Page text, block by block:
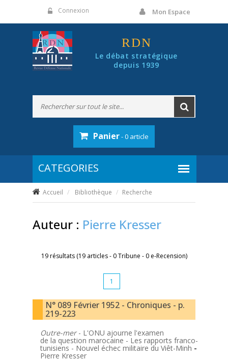
Connexion Mon Espace
RDN
Le débat stratégique
depuis 1939
Panier- 0 article
Accueil Bibliothèque Recherche
Auteur : Pierre Kresser
19 résultats (19 articles - 0 Tribune - 0 e-Recension)
1
N° 089 Février 1952 - Chroniques - p.
219-223
Outre-mer- L'ONU ajourne l'examen
de la question marocaine - Les rapports franco-
tunisiens - Nouvel échec militaire du Viêt-Minh -
Pierre Kresser